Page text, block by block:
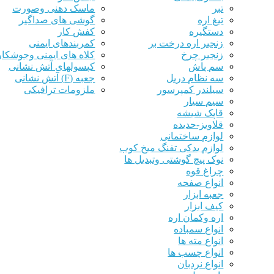
ماسک دهنی وصورت
گوشی های صداگیر
کفش کار
کمربندهای ایمنی
کلاه های ایمنی
کپسولهای آتش نشانی
جعبه (F) آتش نشانی
ملزومات ترافیکی
تبر
تیغ اره
دستگیره
زنجیر اره درخت بر
زنجیر چرخ
سم پاش
سه نظام دریل
سیلندر کمپرسور
سیم سیار
قاپک شیشه
قلاویز-حدیده
لوازم ساختمانی
لوازم یدکی تفنگ میخ کوب
نوک پیچ گوشتی وتبدیل ها
چراغ قوه
انواع صفحه
جعبه ابزار
کیف ابزار
اره وکمان اره
انواع سمباده
انواع مته ها
انواع چسب ها
انواع نردبان